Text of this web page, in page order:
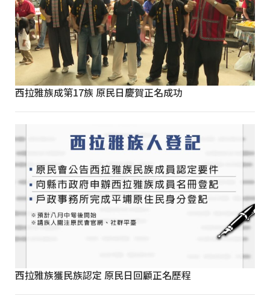
西拉雅族成第17族 原民日慶賀正名成功
西拉雅族獲民族認定 原民日回顧正名歷程